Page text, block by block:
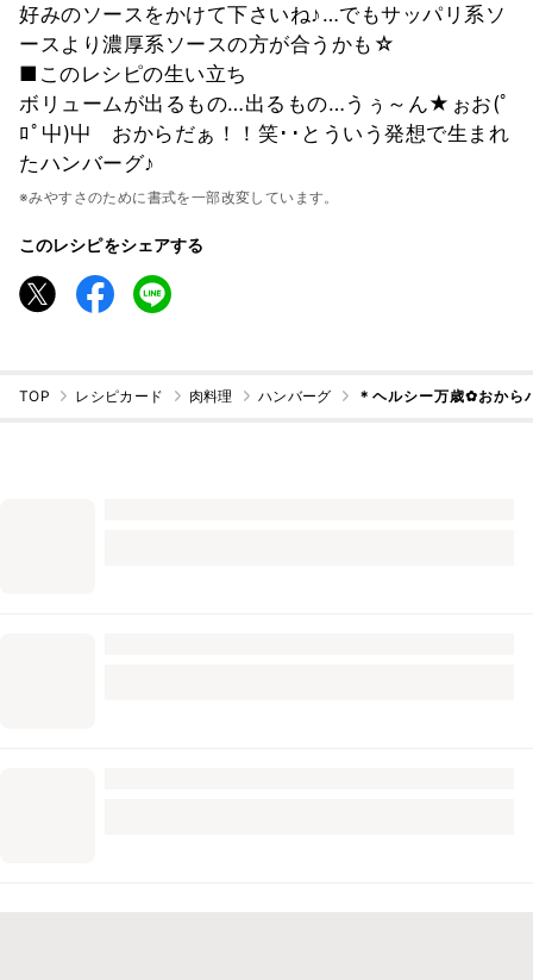
好みのソースをかけて下さいね♪…でもサッパリ系ソ
ースより濃厚系ソースの方が合うかも☆
■このレシピの生い立ち
ボリュームが出るもの…出るもの…うぅ～ん★ぉお(ﾟ
ﾛﾟ屮)屮 おからだぁ！！笑･･とういう発想で生まれ
たハンバーグ♪
※みやすさのために書式を一部改変しています。
このレシピをシェアする
TOP レシピカード 肉料理 ハンバーグ ＊ヘルシー万歳✿おから